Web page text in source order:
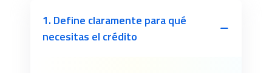
1. Define claramente para qué
necesitas el crédito